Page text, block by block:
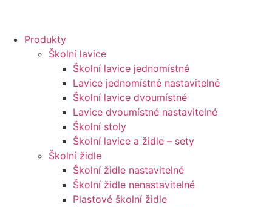
Produkty
Školní lavice
Školní lavice jednomístné
Lavice jednomístné nastavitelné
Školní lavice dvoumístné
Lavice dvoumístné nastavitelné
Školní stoly
Školní lavice a židle – sety
Školní židle
Školní židle nastavitelné
Školní židle nenastavitelné
Plastové školní židle